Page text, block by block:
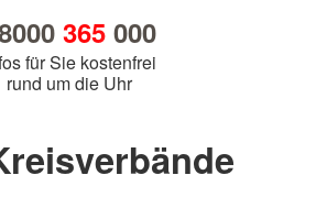
365000
für Sie kostenfrei
rund um die Uhr